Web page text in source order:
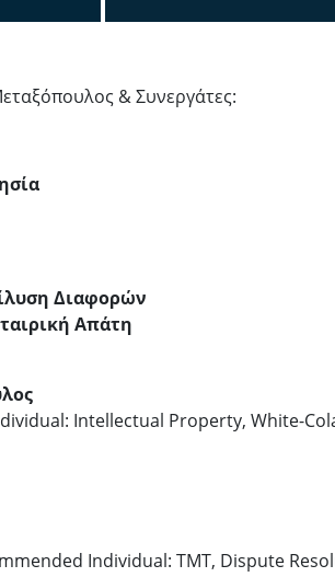
& Συνεργάτες:
Διαφορών
Απάτη
Intellectual Property, White-
Individual: TMT, Dispute